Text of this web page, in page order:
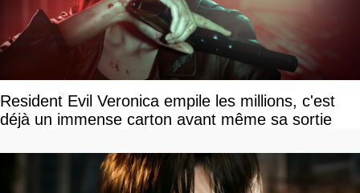
Resident Evil Veronica empile les millions, c'est
déjà un immense carton avant même sa sortie